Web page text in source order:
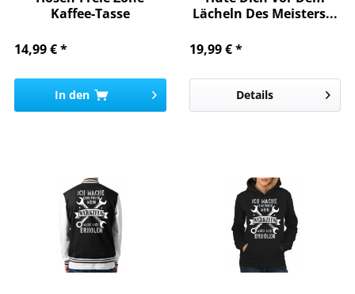
Kaffee-Tasse
14,99 € *
In den
Lächeln Des Meisters...
19,99 € *
Details